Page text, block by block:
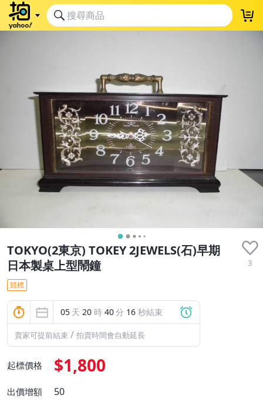
TOKYO(2東京) TOKEY 2JEWELS(石)早期
日本製桌上型鬧鐘
3
競標
05 天 20 時 40分 15 秒結束
賣家可提前結束 / 拍賣時間會自動延長
起標價格 $1,800
出價增額 50